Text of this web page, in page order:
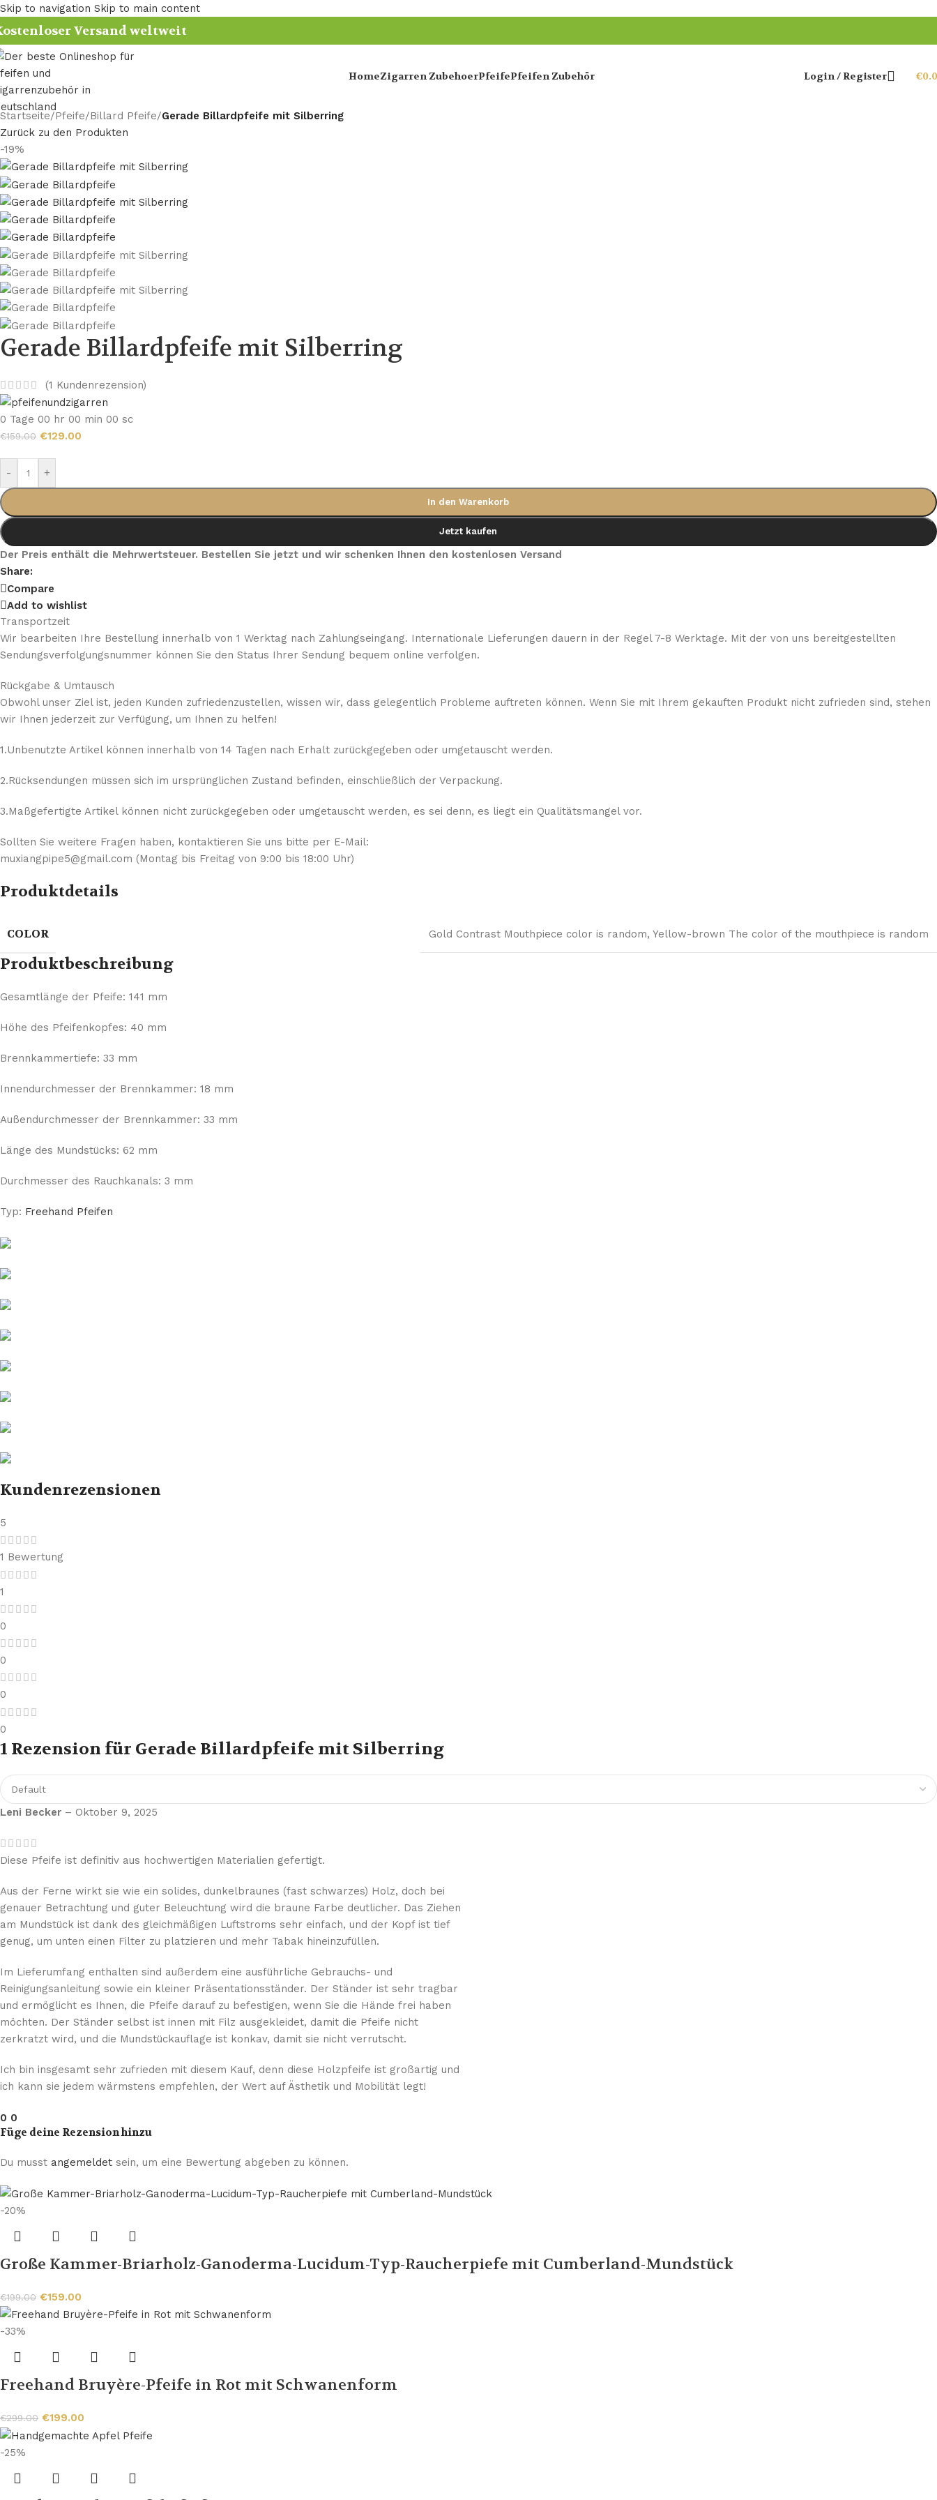
Skip to navigation Skip to main content
Versand weltweit
HomeZigarren ZubehoerPfeifePfeifen Zubehör Login / Register €
Startseite/Pfeife/Billard Pfeife/Gerade Billardpfeife mit Silberring
Zurück zu den Produkten
-19%
Gerade Billardpfeife mit Silberring
(1 Kundenrezension)
0 Tage 00 hr 00 min 00 sc
€159.00 €129.00
- +
In den Warenkorb
Jetzt kaufen
Der Preis enthält die Mehrwertsteuer. Bestellen Sie jetzt und wir schenken Ihnen den kostenlosen Versand
Share:
Compare
Add to wishlist
Transportzeit
Wir bearbeiten Ihre Bestellung innerhalb von 1 Werktag nach Zahlungseingang. Internationale Lieferungen dauern in der Regel 7-8 Werktage. Mit der von uns bereitgestellten
Sendungsverfolgungsnummer können Sie den Status Ihrer Sendung bequem online verfolgen.
Rückgabe & Umtausch
Obwohl unser Ziel ist, jeden Kunden zufriedenzustellen, wissen wir, dass gelegentlich Probleme auftreten können. Wenn Sie mit Ihrem gekauften Produkt nicht zufrieden sind, stehen
wir Ihnen jederzeit zur Verfügung, um Ihnen zu helfen!
1.Unbenutzte Artikel können innerhalb von 14 Tagen nach Erhalt zurückgegeben oder umgetauscht werden.
2.Rücksendungen müssen sich im ursprünglichen Zustand befinden, einschließlich der Verpackung.
3.Maßgefertigte Artikel können nicht zurückgegeben oder umgetauscht werden, es sei denn, es liegt ein Qualitätsmangel vor.
Sollten Sie weitere Fragen haben, kontaktieren Sie uns bitte per E-Mail:
muxiangpipe5@gmail.com (Montag bis Freitag von 9:00 bis 18:00 Uhr)
Produktdetails
COLOR Gold Contrast Mouthpiece color is random, Yellow-brown The color of the mouthpiece is random
Produktbeschreibung
Gesamtlänge der Pfeife: 141 mm
Höhe des Pfeifenkopfes: 40 mm
Brennkammertiefe: 33 mm
Innendurchmesser der Brennkammer: 18 mm
Außendurchmesser der Brennkammer: 33 mm
Länge des Mundstücks: 62 mm
Durchmesser des Rauchkanals: 3 mm
Typ: Freehand Pfeifen
Kundenrezensionen
5
1 Bewertung
1
0
0
0
0
1 Rezension für Gerade Billardpfeife mit Silberring
Leni Becker – Oktober 9, 2025
Diese Pfeife ist definitiv aus hochwertigen Materialien gefertigt.
Aus der Ferne wirkt sie wie ein solides, dunkelbraunes (fast schwarzes) Holz, doch bei
genauer Betrachtung und guter Beleuchtung wird die braune Farbe deutlicher. Das Ziehen
am Mundstück ist dank des gleichmäßigen Luftstroms sehr einfach, und der Kopf ist tief
genug, um unten einen Filter zu platzieren und mehr Tabak hineinzufüllen.
Im Lieferumfang enthalten sind außerdem eine ausführliche Gebrauchs- und
Reinigungsanleitung sowie ein kleiner Präsentationsständer. Der Ständer ist sehr tragbar
und ermöglicht es Ihnen, die Pfeife darauf zu befestigen, wenn Sie die Hände frei haben
möchten. Der Ständer selbst ist innen mit Filz ausgekleidet, damit die Pfeife nicht
zerkratzt wird, und die Mundstückauflage ist konkav, damit sie nicht verrutscht.
Ich bin insgesamt sehr zufrieden mit diesem Kauf, denn diese Holzpfeife ist großartig und
ich kann sie jedem wärmstens empfehlen, der Wert auf Ästhetik und Mobilität legt!
0 0
Füge deine Rezension hinzu
Du musst angemeldet sein, um eine Bewertung abgeben zu können.
-20%
Große Kammer-Briarholz-Ganoderma-Lucidum-Typ-Raucherpiefe mit Cumberland-Mundstück
€199.00 €159.00
-33%
Freehand Bruyère-Pfeife in Rot mit Schwanenform
€299.00 €199.00
-25%